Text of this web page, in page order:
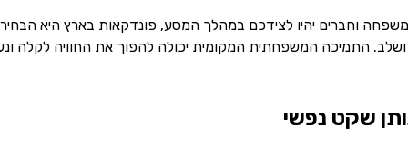
וחברים יהיו לצידכם במהלך המסע, פונדקאות בארץ היא
התמיכה המשפחתית המקומית יכולה להפוך את החוויה לקלה